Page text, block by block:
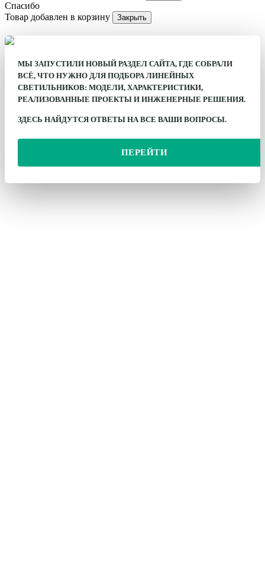
Спасибо
Товар добавлен в корзину
Закрыть
МЫ ЗАПУСТИЛИ НОВЫЙ РАЗДЕЛ САЙТА, ГДЕ СОБРАЛИ
ВСЁ, ЧТО НУЖНО ДЛЯ ПОДБОРА ЛИНЕЙНЫХ
СВЕТИЛЬНИКОВ: МОДЕЛИ, ХАРАКТЕРИСТИКИ,
РЕАЛИЗОВАННЫЕ ПРОЕКТЫ И ИНЖЕНЕРНЫЕ РЕШЕНИЯ.
ЗДЕСЬ НАЙДУТСЯ ОТВЕТЫ НА ВСЕ ВАШИ ВОПРОСЫ.
ПЕРЕЙТИ